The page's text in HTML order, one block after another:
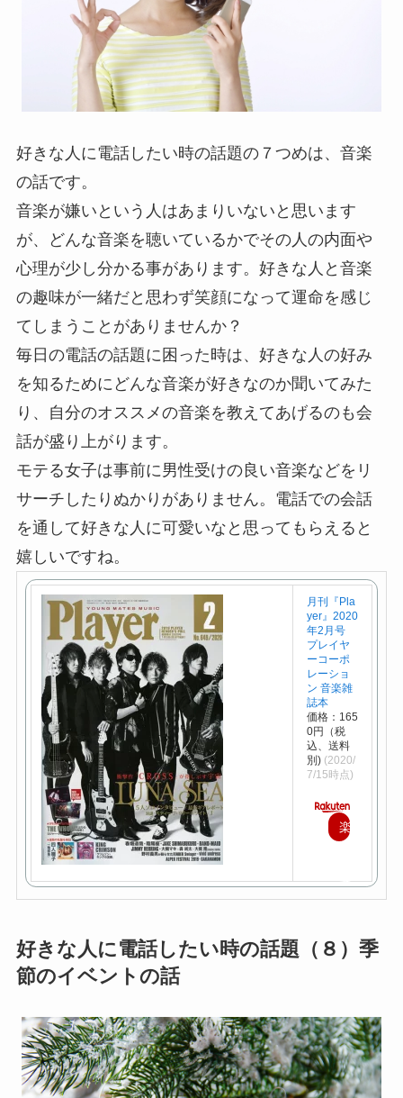
好きな人に電話したい時の話題の７つめは、音楽
の話です。
音楽が嫌いという人はあまりいないと思います
が、どんな音楽を聴いているかでその人の内面や
心理が少し分かる事があります。好きな人と音楽
の趣味が一緒だと思わず笑顔になって運命を感じ
てしまうことがありませんか？
毎日の電話の話題に困った時は、好きな人の好み
を知るためにどんな音楽が好きなのか聞いてみた
り、自分のオススメの音楽を教えてあげるのも会
話が盛り上がります。
モテる女子は事前に男性受けの良い音楽などをリ
サーチしたりぬかりがありません。電話での会話
を通して好きな人に可愛いなと思ってもらえると
嬉しいですね。
月刊『Pla
yer』2020
年2月号
プレイヤ
ーコーポ
レーショ
ン 音楽雑
誌本
価格：165
0円（税
込、送料
別) (2020/
7/15時点)
楽
で
入
好きな人に電話したい時の話題（８）季
節のイベントの話